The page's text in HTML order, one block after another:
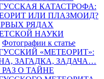
КАТАСТРОФА:
ИЛИ ПЛАЗМОИД?
РЯДАХ
НАУКИ
Фотографии к статье
«МЕТЕОРИТ»:
ЗАГАДКА, ЗАДАЧА…
О ТАЙНЕ